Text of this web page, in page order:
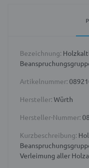
Bezeichnung:
Artikelnummer:
Hersteller: Würth
Hersteller-Nummer:
Kurzbeschreibung:
Verleimung aller